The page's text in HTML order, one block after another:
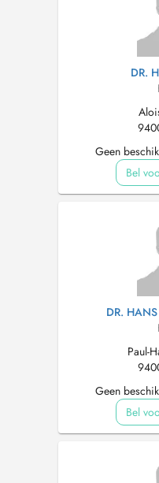
DR.
Geen
Bel
DR.
Paul-
Geen
Bel